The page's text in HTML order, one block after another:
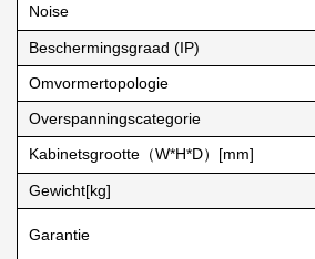
Noise
Beschermingsgraad (IP)
Omvormertopologie
Overspanningscategorie
Kabinetsgrootte（W*H*D）[mm]
Gewicht[kg]
Garantie